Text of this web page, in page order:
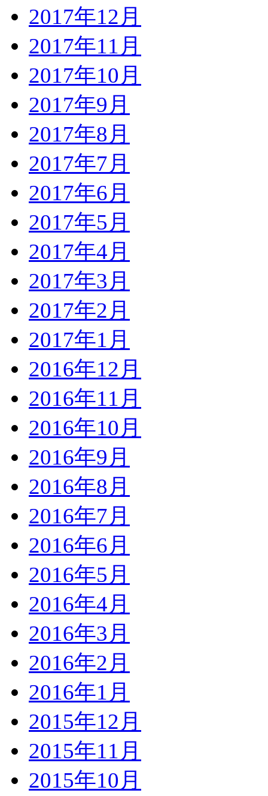
2017年12月
2017年11月
2017年10月
2017年9月
2017年8月
2017年7月
2017年6月
2017年5月
2017年4月
2017年3月
2017年2月
2017年1月
2016年12月
2016年11月
2016年10月
2016年9月
2016年8月
2016年7月
2016年6月
2016年5月
2016年4月
2016年3月
2016年2月
2016年1月
2015年12月
2015年11月
2015年10月